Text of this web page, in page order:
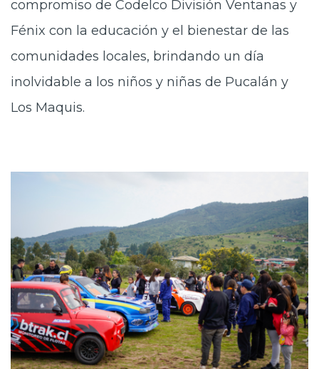
compromiso de Codelco División Ventanas y
Fénix con la educación y el bienestar de las
comunidades locales, brindando un día
inolvidable a los niños y niñas de Pucalán y
Los Maquis.